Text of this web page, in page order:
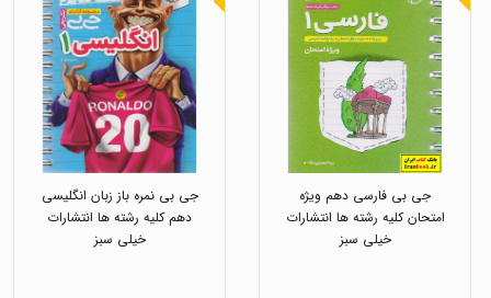
جی بی فارسی دهم ویژه
امتحان کلیه رشته ها انتشارات
خیلی سبز
جی بی نمره باز زبان انگلیسی
دهم کلیه رشته ها انتشارات
خیلی سبز